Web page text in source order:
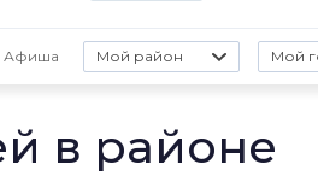
Афиша Мой район Мой
в районе